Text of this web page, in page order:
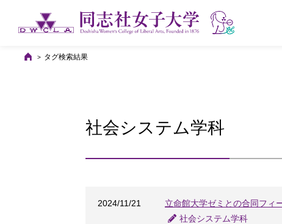
タグ検索結果
社会システム学科
2024/11/21
立命館大学ゼミとの合同フィ
社会システム学科